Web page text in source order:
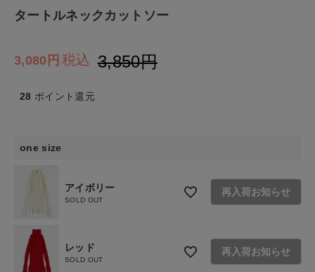
CONTENTS
特集
ご利用ガイド
ショップリスト
タートルネックカットソー
3,850
3,080 税込
28 ポイント還元
one size
アイボリー
SOLD OUT
再入荷お知らせ
レッド
SOLD OUT
再入荷お知らせ